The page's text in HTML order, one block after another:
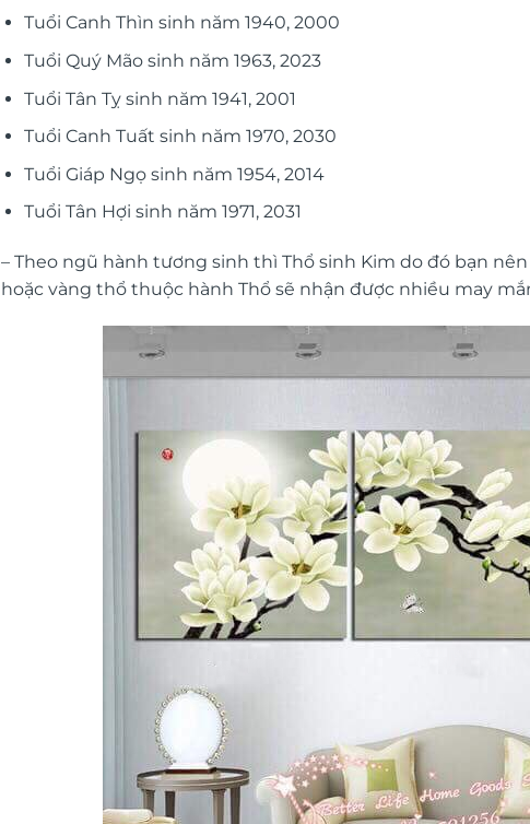
Tuổi Canh Thìn sinh năm 1940, 2000
Tuổi Quý Mão sinh năm 1963, 2023
Tuổi Tân Tỵ sinh năm 1941, 2001
Tuổi Canh Tuất sinh năm 1970, 2030
Tuổi Giáp Ngọ sinh năm 1954, 2014
Tuổi Tân Hợi sinh năm 1971, 2031
– Theo ngũ hành tương sinh thì Thổ sinh Kim do đó bạn
hoặc vàng thổ thuộc hành Thổ sẽ nhận được nhiều may